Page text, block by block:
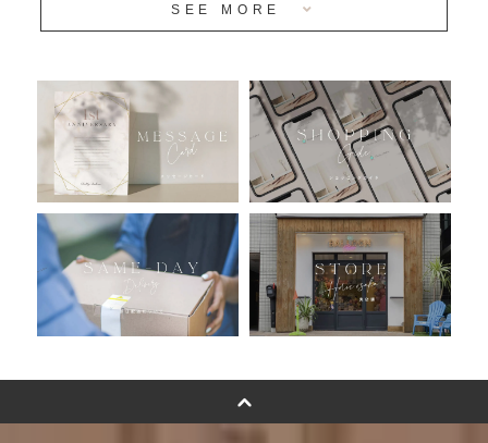
安心のチャビーバルーン
おすすめ商品
バルーン自動販売機
浮くバルーンオーダーメイド - coming soonn -
卓上バルーンオーダーメイド
ムーンリットバルーンについて
その他オーダーメイド
バルーンフラワーブーケについて
SEE MORE